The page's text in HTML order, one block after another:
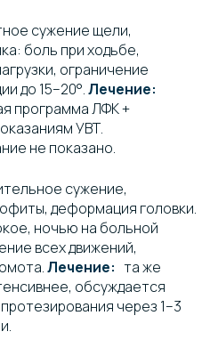
сужение щели,
боль при ходьбе,
ограничение
до 15–20°.Лечение:
программа ЛФК +
УВТ.
не показано.
сужение,
деформация головки.
ночью на больной
всех движений,
Лечение: та же
обсуждается
через 1–3